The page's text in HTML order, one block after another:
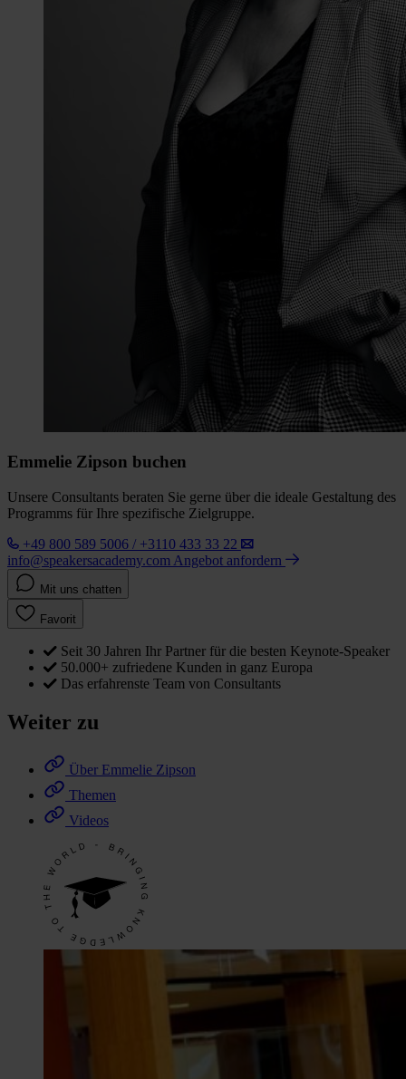
Emmelie Zipson buchen
Unsere Consultants beraten Sie gerne über die ideale Gestaltung des
Programms für Ihre spezifische Zielgruppe.
+49 800 589 5006 / +3110 433 33 22
info@speakersacademy.com Angebot anfordern
Mit uns chatten
Favorit
Seit 30 Jahren Ihr Partner für die besten Keynote-Speaker
50.000+ zufriedene Kunden in ganz Europa
Das erfahrenste Team von Consultants
Weiter zu
Über Emmelie Zipson
Themen
Videos